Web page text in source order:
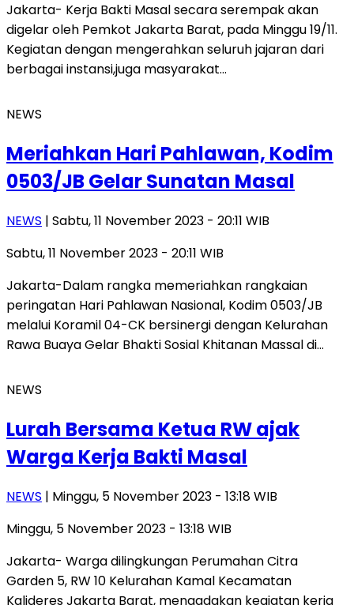
Jakarta- Kerja Bakti Masal secara serempak akan
digelar oleh Pemkot Jakarta Barat, pada Minggu 19/11.
Kegiatan dengan mengerahkan seluruh jajaran dari
berbagai instansi,juga masyarakat…
NEWS
Meriahkan Hari Pahlawan, Kodim
0503/JB Gelar Sunatan Masal
NEWS | Sabtu, 11 November 2023 - 20:11 WIB
Sabtu, 11 November 2023 - 20:11 WIB
Jakarta-Dalam rangka memeriahkan rangkaian
peringatan Hari Pahlawan Nasional, Kodim 0503/JB
melalui Koramil 04-CK bersinergi dengan Kelurahan
Rawa Buaya Gelar Bhakti Sosial Khitanan Massal di…
NEWS
Lurah Bersama Ketua RW ajak
Warga Kerja Bakti Masal
NEWS | Minggu, 5 November 2023 - 13:18 WIB
Minggu, 5 November 2023 - 13:18 WIB
Jakarta- Warga dilingkungan Perumahan Citra
Garden 5, RW 10 Kelurahan Kamal Kecamatan
Kalideres Jakarta Barat, mengadakan kegiatan kerja